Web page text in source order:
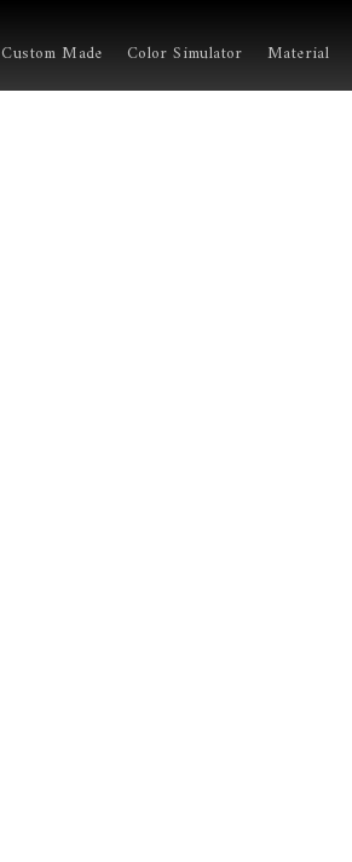
Custom Made Color Simulator Material